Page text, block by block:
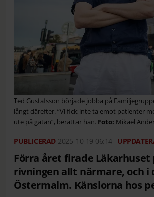
Ted Gustafsson började jobba på
långt därefter. ”Vi fick inte ta emot patienter
ute på gatan”, berättar han.
Mikael
2025-10-19 06:14
Förra året firade Läkarhuset
rivningen allt närmare, och
Östermalm. Känslorna hos